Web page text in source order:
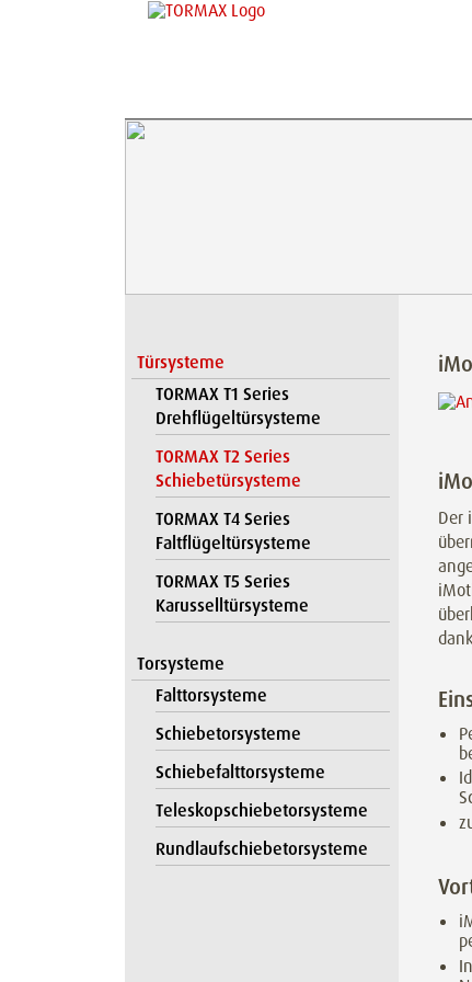
Türsysteme
TORMAX T1 Series
Drehflügeltürsysteme
TORMAX T2 Series
Schiebetürsysteme
TORMAX T4 Series
Faltflügeltürsysteme
TORMAX T5 Series
Karusselltürsysteme
Torsysteme
Falttorsysteme
Schiebetorsysteme
Schiebefalttorsysteme
Teleskopschiebetorsysteme
Rundlaufschiebetorsysteme
Der